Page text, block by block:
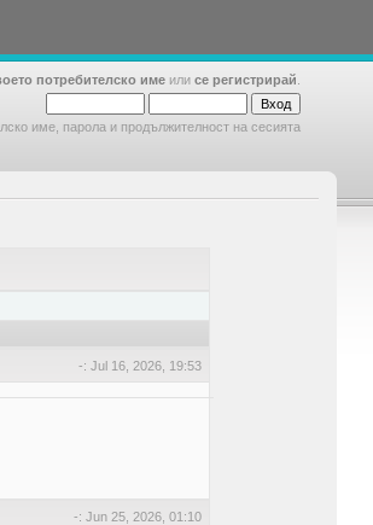
потребителско име или се регистрирай
име, парола и продължителност на сесията
-: Jul 16, 2026, 19:53
-: Jun 25, 2026, 01:10